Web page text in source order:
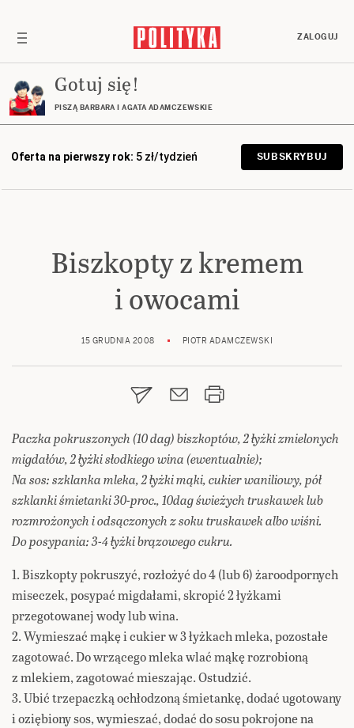
ZALOGUJ
Gotuj się!
PISZĄ BARBARA I AGATA ADAMCZEWSKIE
Oferta na pierwszy rok: 5 zł/tydzień SUBSKRYBUJ
Biszkopty z kremem
i owocami
15 GRUDNIA 2008 PIOTR ADAMCZEWSKI
Paczka pokruszonych (10 dag) biszkoptów, 2 łyżki zmielonych
migdałów, 2 łyżki słodkiego wina (ewentualnie);
Na sos: szklanka mleka, 2 łyżki mąki, cukier waniliowy, pół
szklanki śmietanki 30-proc., 10dag świeżych truskawek lub
rozmrożonych i odsączonych z soku truskawek albo wiśni.
Do posypania: 3-4 łyżki brązowego cukru.
1. Biszkopty pokruszyć, rozłożyć do 4 (lub 6) żaroodpornych
miseczek, posypać migdałami, skropić 2 łyżkami
przegotowanej wody lub wina.
2. Wymieszać mąkę i cukier w 3 łyżkach mleka, pozostałe
zagotować. Do wrzącego mleka wlać mąkę rozrobioną
z mlekiem, zagotować mieszając. Ostudzić.
3. Ubić trzepaczką ochłodzoną śmietankę, dodać ugotowany
i oziębiony sos, wymieszać, dodać do sosu pokrojone na